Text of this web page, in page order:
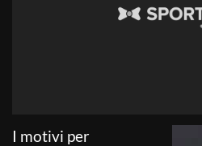
I motivi per